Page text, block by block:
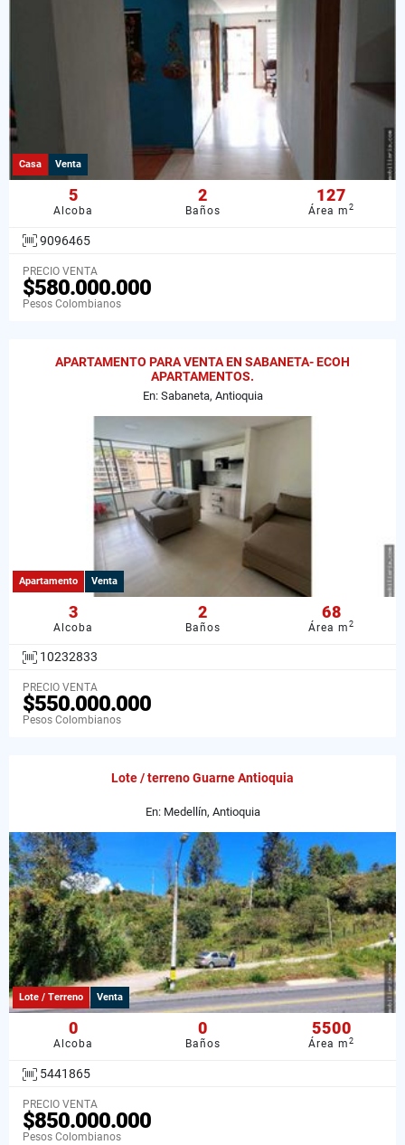
Casa Venta
5
Alcoba
2
Baños
127
Área m2
9096465
PRECIO VENTA
$580.000.000
Pesos Colombianos
APARTAMENTO PARA VENTA EN SABANETA- ECOH
APARTAMENTOS.
En: Sabaneta, Antioquia
Apartamento Venta
3
Alcoba
2
Baños
68
Área m2
10232833
PRECIO VENTA
$550.000.000
Pesos Colombianos
Lote / terreno Guarne Antioquia
En: Medellín, Antioquia
Lote / Terreno Venta
0
Alcoba
0
Baños
5500
Área m2
5441865
PRECIO VENTA
$850.000.000
Pesos Colombianos